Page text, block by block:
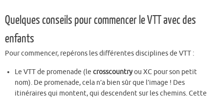
Quelques conseils pour commencer le VTT avec des
enfants
Pour commencer, repérons les différentes disciplines de VTT :
Le VTT de promenade (lecrosscountryou XC pour son petit
nom). De promenade, cela n’a bien sûr que l’image ! Des
itinéraires qui montent, qui descendent sur les chemins. Cette